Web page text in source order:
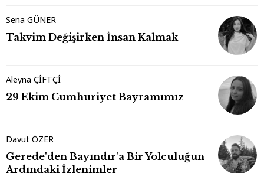
Sena GÜNER
Takvim Değişirken İnsan Kalmak
Aleyna ÇİFTÇİ
29 Ekim Cumhuriyet Bayramımız
Davut ÖZER
Gerede'den Bayındır'a Bir Yolculuğun
Ardındaki İzlenimler